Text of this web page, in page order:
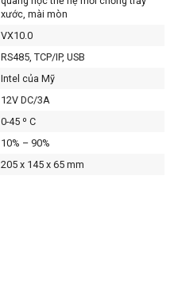
xước, mài mòn
VX10.0
RS485, TCP/IP, USB
Intel của Mỹ
12V DC/3A
0-45 º C
10% – 90%
205 x 145 x 65 mm